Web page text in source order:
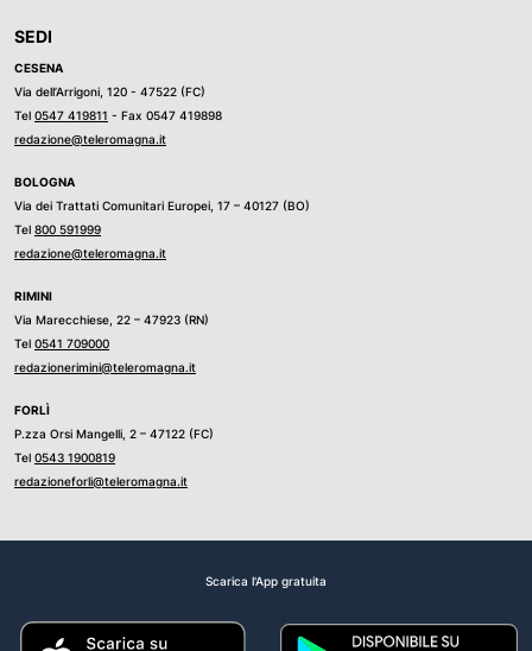
SEDI
CESENA
Via dell’Arrigoni, 120 - 47522 (FC)
Tel 0547 419811 - Fax 0547 419898
redazione@teleromagna.it
BOLOGNA
Via dei Trattati Comunitari Europei, 17 – 40127 (BO)
Tel 800 591999
redazione@teleromagna.it
RIMINI
Via Marecchiese, 22 – 47923 (RN)
Tel 0541 709000
redazionerimini@teleromagna.it
FORLÌ
P.zza Orsi Mangelli, 2 – 47122 (FC)
Tel 0543 1900819
redazioneforli@teleromagna.it
Scarica l'App gratuita